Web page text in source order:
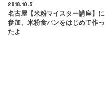
2018.10.5
名古屋【米粉マイスター講座】に
参加、米粉食パンをはじめて作っ
たよ